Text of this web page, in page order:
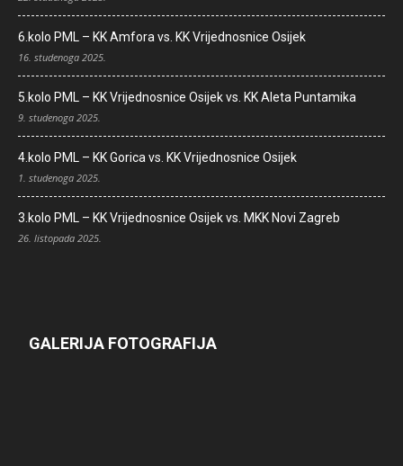
6.kolo PML – KK Amfora vs. KK Vrijednosnice Osijek
16. studenoga 2025.
5.kolo PML – KK Vrijednosnice Osijek vs. KK Aleta Puntamika
9. studenoga 2025.
4.kolo PML – KK Gorica vs. KK Vrijednosnice Osijek
1. studenoga 2025.
3.kolo PML – KK Vrijednosnice Osijek vs. MKK Novi Zagreb
26. listopada 2025.
GALERIJA FOTOGRAFIJA